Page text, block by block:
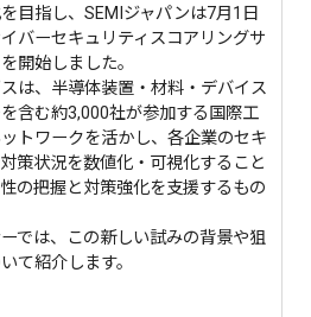
目指し、SEMIジャパンは7月1日
バーセキュリティスコアリングサ
開始しました。
は、半導体装置・材料・デバイス
含む約3,000社が参加する国際工
トワークを活かし、各企業のセキ
策状況を数値化・可視化すること
の把握と対策強化を支援するもの
では、この新しい試みの背景や狙
て紹介します。